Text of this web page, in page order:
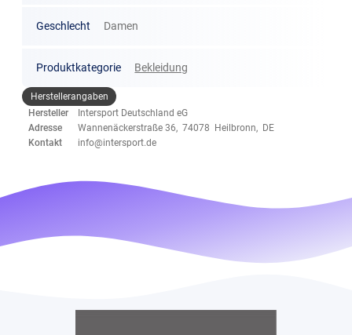
Geschlecht Damen
Produktkategorie Bekleidung
Herstellerangaben
Hersteller
Intersport Deutschland eG
Adresse
Wannenäckerstraße 36, 74078 Heilbronn, DE
Kontakt
info@intersport.de